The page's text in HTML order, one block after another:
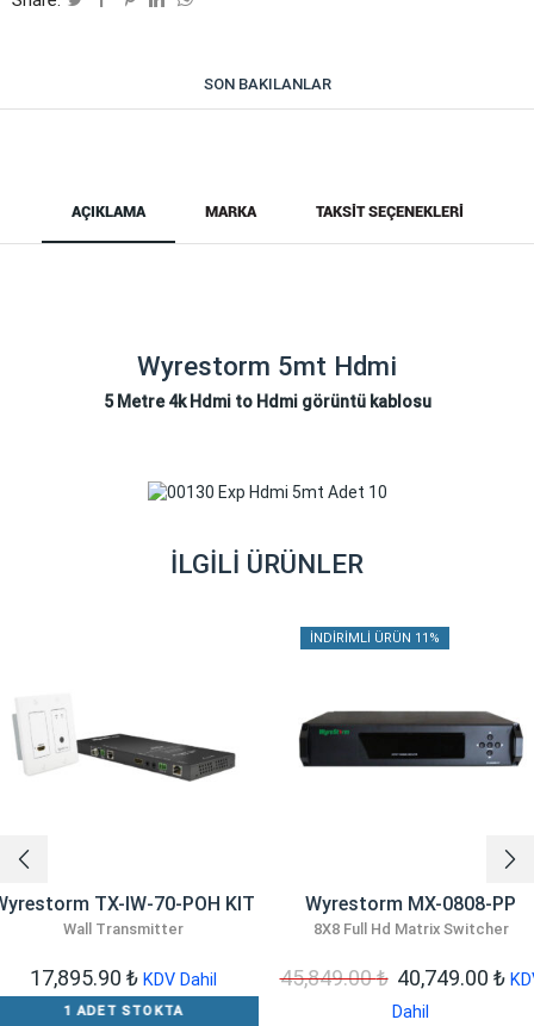
SON BAKILANLAR
AÇIKLAMA MARKA TAKSIT SEÇENEKLERI
Wyrestorm 5mt Hdmi
5 Metre 4k Hdmi to Hdmi görüntü kablosu
İLGILI ÜRÜNLER
TX-IW-70-POH KIT
Wall Transmitter
17,895.90 ₺ KDV Dahil
1 ADET STOKTA
İNDIRIMLI ÜRÜN 11%
Wyrestorm MX-0808-PP
8X8 Full Hd Matrix Switcher
45,849.00₺ Orijinal
fiyat:
40,749.00 ₺Şu
Dahil